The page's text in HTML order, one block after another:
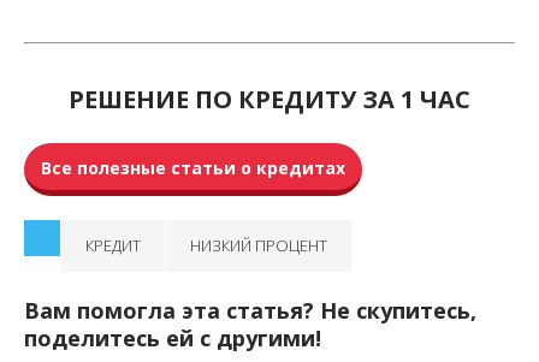
РЕШЕНИЕ ПО КРЕДИТУ ЗА 1 ЧАС
Все полезные статьи о кредитах
КРЕДИТ НИЗКИЙ ПРОЦЕНТ
Вам помогла эта статья? Не скупитесь,
поделитесь ей с другими!